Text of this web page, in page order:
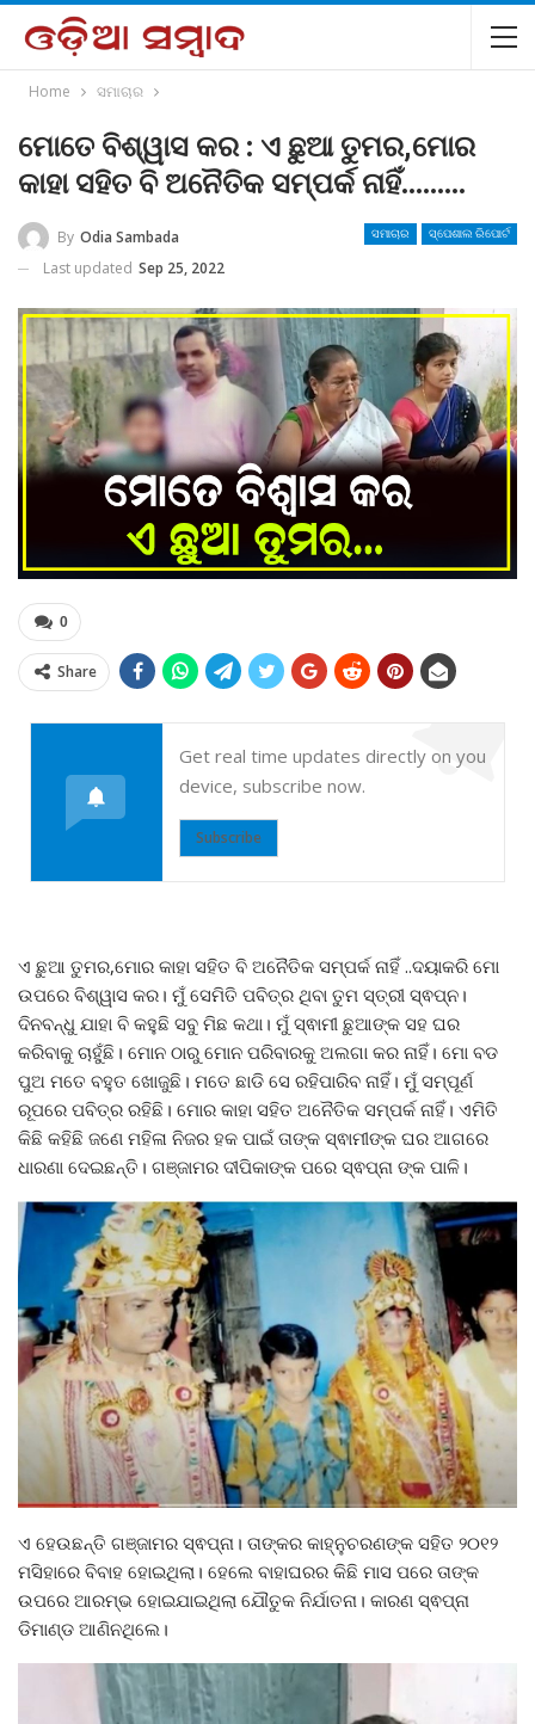
Home ସମାଚାର
ମୋତେ ବିଶ୍ୱାସ କର : ଏ ଛୁଆ ତୁମର,ମୋର
କାହା ସହିତ ବି ଅନୈତିକ ସମ୍ପର୍କ ନାହିଁ………
ସମାଚାର ସ୍ପେଶାଲ ରିପୋର୍ଟ
By Odia Sambada
Last updated Sep 25, 2022
0
Share
Get real time updates directly on you
device, subscribe now.
Subscribe
ଏ ଛୁଆ ତୁମର,ମୋର କାହା ସହିତ ବି ଅନୈତିକ ସମ୍ପର୍କ ନାହିଁ ..ଦୟାକରି ମୋ
ଉପରେ ବିଶ୍ୱାସ କର। ମୁଁ ସେମିତି ପବିତ୍ର ଥିବା ତୁମ ସ୍ତ୍ରୀ ସ୍ଵପ୍ନ।
ଦିନବନ୍ଧୁ ଯାହା ବି କହୁଛି ସବୁ ମିଛ କଥା। ମୁଁ ସ୍ଵାମୀ ଛୁଆଙ୍କ ସହ ଘର
କରିବାକୁ ଚାହୁଁଛି। ମୋନ ଠାରୁ ମୋନ ପରିବାରକୁ ଅଲଗା କର ନାହିଁ। ମୋ ବଡ
ପୁଅ ମତେ ବହୁତ ଖୋଜୁଛି। ମତେ ଛାଡି ସେ ରହିପାରିବ ନାହିଁ। ମୁଁ ସମ୍ପୂର୍ଣ
ରୂପରେ ପବିତ୍ର ରହିଛି। ମୋର କାହା ସହିତ ଅନୈତିକ ସମ୍ପର୍କ ନାହିଁ। ଏମିତି
କିଛି କହିଛି ଜଣେ ମହିଳା ନିଜର ହକ ପାଇଁ ତାଙ୍କ ସ୍ଵାମୀଙ୍କ ଘର ଆଗରେ
ଧାରଣା ଦେଇଛନ୍ତି। ଗଞ୍ଜାମର ଦୀପିକାଙ୍କ ପରେ ସ୍ଵପ୍ନା ଙ୍କ ପାଳି।
ଏ ହେଉଛନ୍ତି ଗଞ୍ଜାମର ସ୍ଵପ୍ନା। ତାଙ୍କର କାହ୍ନୁଚରଣଙ୍କ ସହିତ ୨୦୧୨
ମସିହାରେ ବିବାହ ହୋଇଥିଲା। ହେଲେ ବାହାଘରର କିଛି ମାସ ପରେ ତାଙ୍କ
ଉପରେ ଆରମ୍ଭ ହୋଇଯାଇଥିଲା ଯୌତୁକ ନିର୍ଯାତନା। କାରଣ ସ୍ଵପ୍ନା
ଡିମାଣ୍ଡ ଆଣିନଥିଲେ।